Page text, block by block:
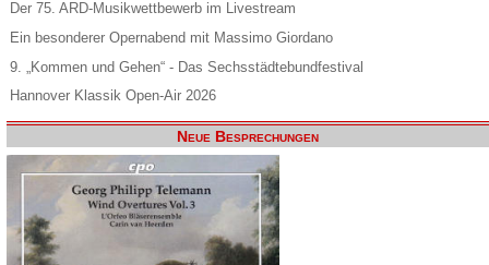
Der 75. ARD-Musikwettbewerb im Livestream
Ein besonderer Opernabend mit Massimo Giordano
9. „Kommen und Gehen“ - Das Sechsstädtebundfestival
Hannover Klassik Open-Air 2026
Neue Besprechungen